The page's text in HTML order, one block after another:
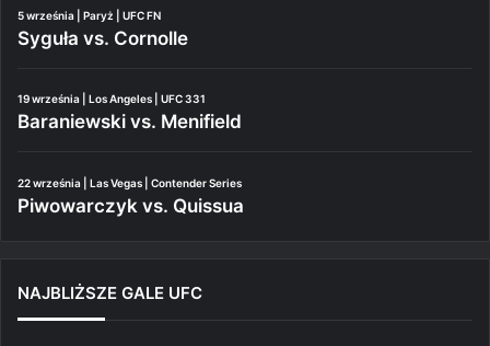
5 września | Paryż | UFC FN
Syguła vs. Cornolle
19 września | Los Angeles | UFC 331
Baraniewski vs. Menifield
22 września | Las Vegas | Contender Series
Piwowarczyk vs. Quissua
NAJBLIŻSZE GALE UFC